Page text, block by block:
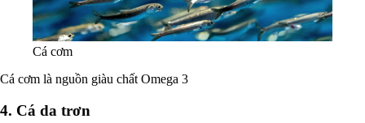
Cá cơm
Cá cơm là nguồn giàu chất Omega 3
4. Cá da trơn